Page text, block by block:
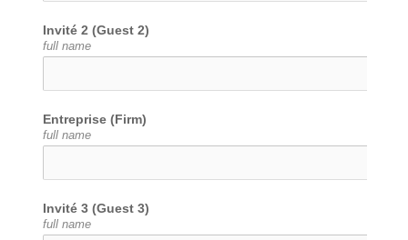
Invité 2 (Guest 2)
full name
Entreprise (Firm)
full name
Invité 3 (Guest 3)
full name